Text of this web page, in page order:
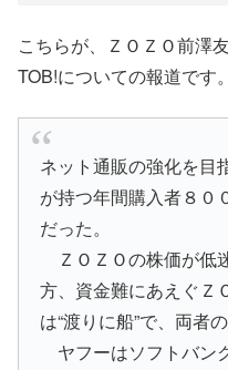
こちらが、ＺＯＺＯ前澤
TOB!についての報道です。
ネット通販の強化を目
が持つ年間購入者８０
だった。
ＺＯＺＯの株価が低
方、資金難にあえぐＺ
は“渡りに船”で、両者
ヤフーはソフトバン